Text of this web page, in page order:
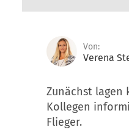
Von:
Verena
Zunächst
Kollegen
Flieger.